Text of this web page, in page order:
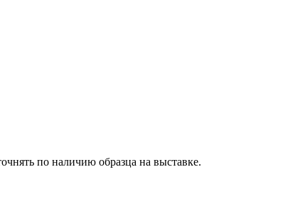
по наличию образца на выставке.